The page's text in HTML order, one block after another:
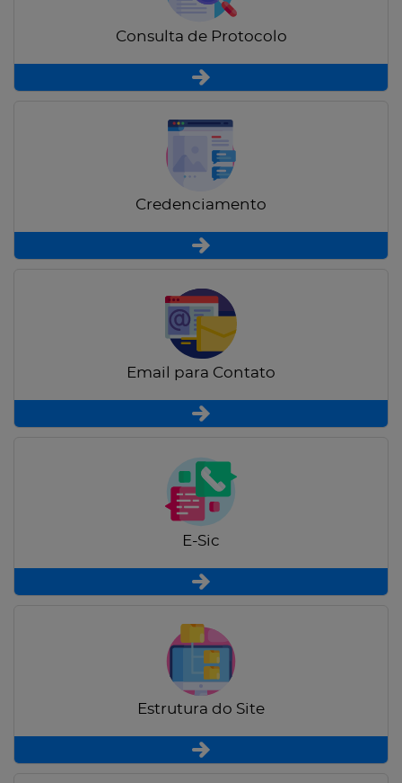
Consulta de Protocolo
Credenciamento
Email para Contato
E-Sic
Estrutura do Site